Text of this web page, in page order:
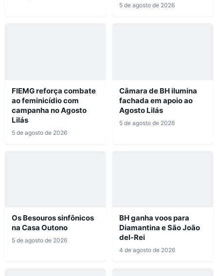
5 de agosto de 2026
FIEMG reforça combate
ao feminicídio com
campanha no Agosto
Lilás
5 de agosto de 2026
Câmara de BH ilumina
fachada em apoio ao
Agosto Lilás
5 de agosto de 2026
Os Besouros sinfônicos
na Casa Outono
5 de agosto de 2026
BH ganha voos para
Diamantina e São João
del-Rei
4 de agosto de 2026